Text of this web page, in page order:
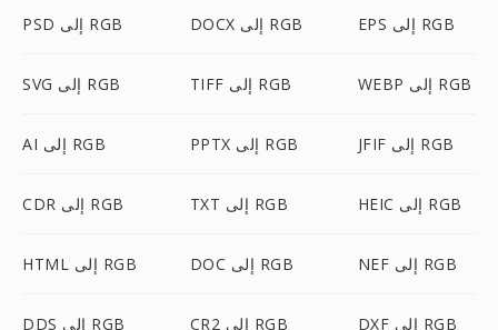
PSD إلى RGB DOCX إلى RGB EPS إلى RGB
SVG إلى RGB TIFF إلى RGB WEBP إلى RGB
AI إلى RGB PPTX إلى RGB JFIF إلى RGB
CDR إلى RGB TXT إلى RGB HEIC إلى RGB
HTML إلى RGB DOC إلى RGB NEF إلى RGB
DDS إلى RGB CR2 إلى RGB DXF إلى RGB